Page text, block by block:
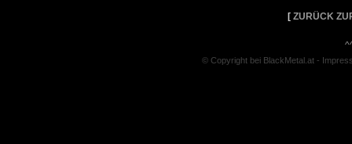
[ ZURÜCK
© Copyright bei BlackMetal.at -